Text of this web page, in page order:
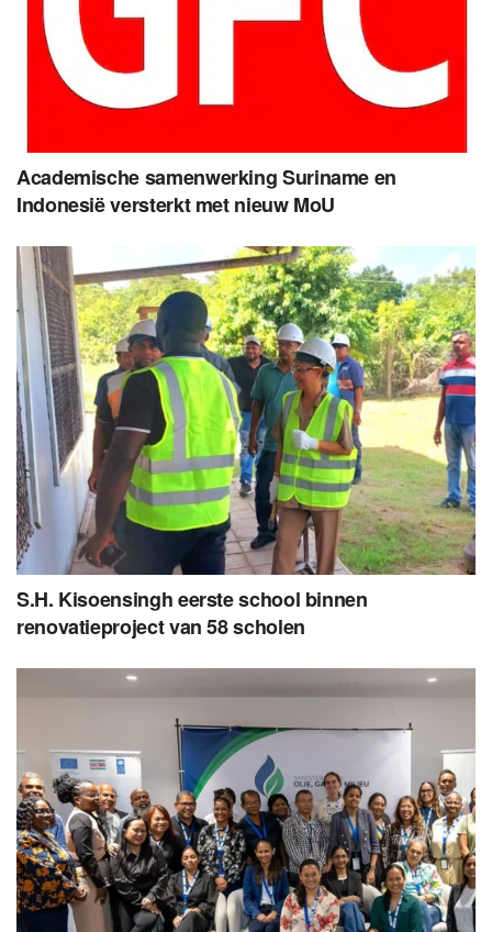
Academische samenwerking Suriname en
Indonesië versterkt met nieuw MoU
S.H. Kisoensingh eerste school binnen
renovatieproject van 58 scholen